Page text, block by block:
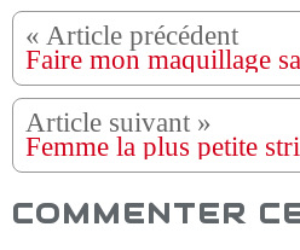
COMMENTER